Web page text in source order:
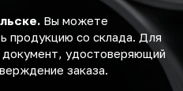
Вы можете
продукцию со склада. Для
документ, удостоверяющий
заказа.